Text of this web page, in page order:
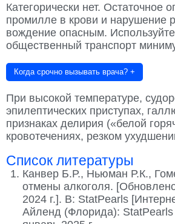
Категорически нет. Остаточное
промилле в крови и нарушение
вождение опасным.
общественный транспорт
Когда срочно вызывать врача? +
При высокой температуре,
эпилептических приступах,
признаках делирия («белой
кровотечениях, резком
Список литературы
Канвер Б.Р., Ньюман Р.К.,
отмены алкоголя.
2024 г.]. В: StatPearls
Айленд (Флорида): StatPearls